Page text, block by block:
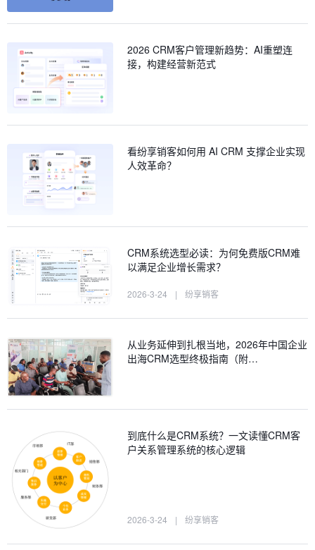
2026 CRM客户管理新趋势：AI重塑连
接，构建经营新范式
看纷享销客如何用 AI CRM 支撑企业实现
人效革命？
CRM系统选型必读：为何免费版CRM难
以满足企业增长需求？
2026-3-24 | 纷享销客
从业务延伸到扎根当地，2026年中国企业
出海CRM选型终极指南（附…
到底什么是CRM系统？一文读懂CRM客
户关系管理系统的核心逻辑
2026-3-24 | 纷享销客